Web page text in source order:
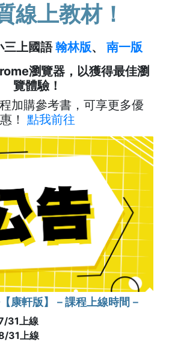
線上教材！
三上國語翰林版、 南一版
瀏覽器，以獲得最佳瀏
覽體驗！
加購參考書，可享更多優
惠！ 點我前往
康軒版】－課程上線時間－
31上線
31上線